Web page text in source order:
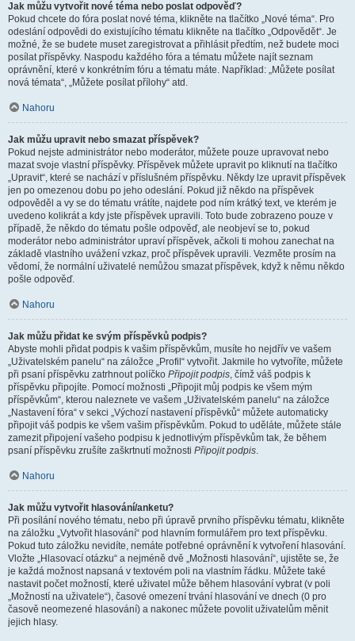
Jak můžu vytvořit nové téma nebo poslat odpověď?
Pokud chcete do fóra poslat nové téma, klikněte na tlačítko „Nové téma“. Pro
odeslání odpovědi do existujícího tématu klikněte na tlačítko „Odpovědět“. Je
možné, že se budete muset zaregistrovat a přihlásit předtím, než budete moci
posílat příspěvky. Naspodu každého fóra a tématu můžete najít seznam
oprávnění, které v konkrétním fóru a tématu máte. Například: „Můžete posílat
nová témata“, „Můžete posílat přílohy“ atd.
Nahoru
Jak můžu upravit nebo smazat příspěvek?
Pokud nejste administrátor nebo moderátor, můžete pouze upravovat nebo
mazat svoje vlastní příspěvky. Příspěvek můžete upravit po kliknutí na tlačítko
„Upravit“, které se nachází v příslušném příspěvku. Někdy lze upravit příspěvek
jen po omezenou dobu po jeho odeslání. Pokud již někdo na příspěvek
odpověděl a vy se do tématu vrátíte, najdete pod ním krátký text, ve kterém je
uvedeno kolikrát a kdy jste příspěvek upravili. Toto bude zobrazeno pouze v
případě, že někdo do tématu pošle odpověď, ale neobjeví se to, pokud
moderátor nebo administrátor upraví příspěvek, ačkoli ti mohou zanechat na
základě vlastního uvážení vzkaz, proč příspěvek upravili. Vezměte prosím na
vědomí, že normální uživatelé nemůžou smazat příspěvek, když k němu někdo
pošle odpověď.
Nahoru
Jak můžu přidat ke svým příspěvků podpis?
Abyste mohli přidat podpis k vašim příspěvkům, musíte ho nejdřív ve vašem
„Uživatelském panelu“ na záložce „Profil“ vytvořit. Jakmile ho vytvoříte, můžete
při psaní příspěvku zatrhnout políčko Připojit podpis, čímž váš podpis k
příspěvku připojíte. Pomocí možnosti „Připojit můj podpis ke všem mým
příspěvkům“, kterou naleznete ve vašem „Uživatelském panelu“ na záložce
„Nastavení fóra“ v sekci „Výchozí nastavení příspěvků“ můžete automaticky
připojit váš podpis ke všem vašim příspěvkům. Pokud to uděláte, můžete stále
zamezit připojení vašeho podpisu k jednotlivým příspěvkům tak, že během
psaní příspěvku zrušíte zaškrtnutí možnosti Připojit podpis.
Nahoru
Jak můžu vytvořit hlasování/anketu?
Při posílání nového tématu, nebo při úpravě prvního příspěvku tématu, klikněte
na záložku „Vytvořit hlasování“ pod hlavním formulářem pro text příspěvku.
Pokud tuto záložku nevidíte, nemáte potřebné oprávnění k vytvoření hlasování.
Vložte „Hlasovací otázku“ a nejméně dvě „Možnosti hlasování“, ujistěte se, že
je každá možnost napsaná v textovém poli na vlastním řádku. Můžete také
nastavit počet možností, které uživatel může během hlasování vybrat (v poli
„Možností na uživatele“), časové omezení trvání hlasování ve dnech (0 pro
časově neomezené hlasování) a nakonec můžete povolit uživatelům měnit
jejich hlasy.